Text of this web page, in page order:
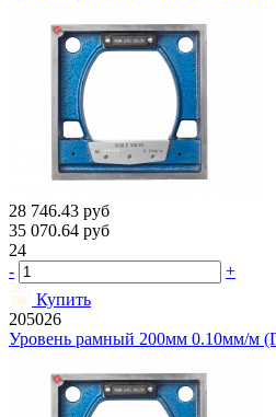
28 746.43 руб
35 070.64 руб
24
-
+
Купить
205026
Уровень рамный 200мм 0.10мм/м